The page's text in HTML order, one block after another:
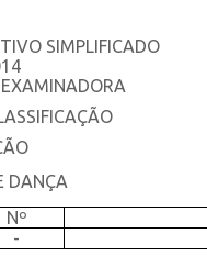
SIMPLIFICADO
DANÇA
Nº
-